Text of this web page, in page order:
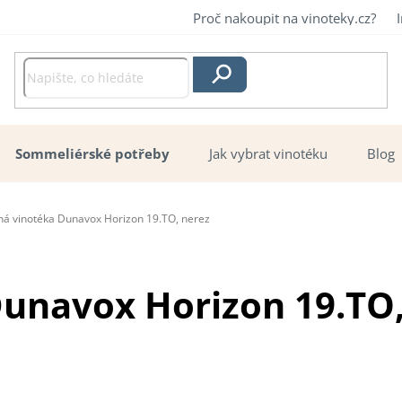
Proč nakoupit na vinoteky.cz?
Hledat
Sommeliérské potřeby Jak vybrat vinotéku Blog
vinotéka Dunavox Horizon 19.TO, nerez
Horizon